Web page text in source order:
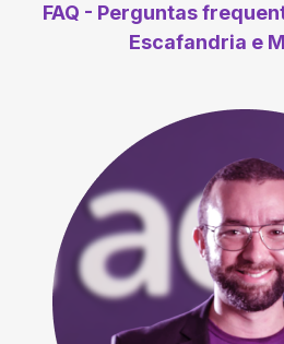
FAQ - Perguntas
Escafandria e